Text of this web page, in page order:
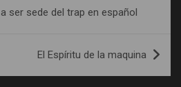
ser sede del trap en español
El Espíritu de la maquina